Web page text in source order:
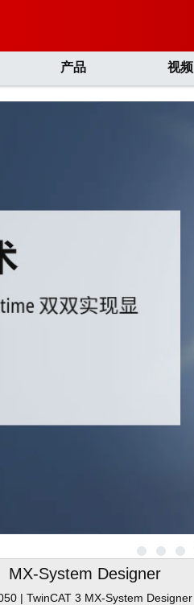
产品 视频
MX-System Designer
| TwinCAT 3 MX-System Designer